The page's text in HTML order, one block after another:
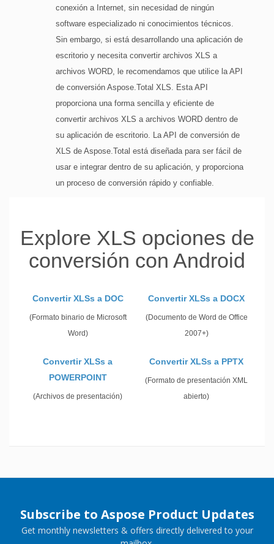
conexión a Internet, sin necesidad de ningún
software especializado ni conocimientos técnicos.
Sin embargo, si está desarrollando una aplicación de
escritorio y necesita convertir archivos XLS a
archivos WORD, le recomendamos que utilice la API
de conversión Aspose.Total XLS. Esta API
proporciona una forma sencilla y eficiente de
convertir archivos XLS a archivos WORD dentro de
su aplicación de escritorio. La API de conversión de
XLS de Aspose.Total está diseñada para ser fácil de
usar e integrar dentro de su aplicación, y proporciona
un proceso de conversión rápido y confiable.
Explore XLS opciones de
conversión con Android
Convertir XLSs a DOC
(Formato binario de Microsoft
Word)
Convertir XLSs a DOCX
(Documento de Word de Office
2007+)
Convertir XLSs a
POWERPOINT
(Archivos de presentación)
Convertir XLSs a PPTX
(Formato de presentación XML
abierto)
Subscribe to Aspose Product Updates
Get monthly newsletters & offers directly delivered to your